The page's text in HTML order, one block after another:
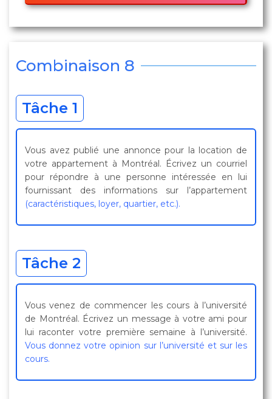
Combinaison 8
Tâche 1
Vous avez publié une annonce pour la location de
votre appartement à Montréal. Écrivez un courriel
pour répondre à une personne intéressée en lui
fournissant des informations sur l’appartement
(caractéristiques, loyer, quartier, etc.).
Tâche 2
Vous venez de commencer les cours à l’université
de Montréal. Écrivez un message à votre ami pour
lui raconter votre première semaine à l’université.
Vous donnez votre opinion sur l’université et sur les
cours.